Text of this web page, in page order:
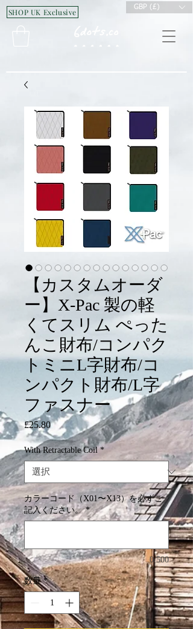
GBP (£)
SHOP UK Exclusive
【カスタムオーダ
ー】X-Pac 製の軽
くてスリム ぺった
んこ財布/コンパク
トミニL字財布/コ
ンパクト財布/L字
ファスナー
£25.80価
格
With Retractable Coil *
カラーコード（X01〜X13）を必ずご
記入ください。 *
0/500
数量 *